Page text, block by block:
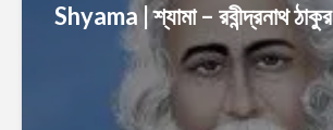
Shyama | শ্যামা – রবীন্দ্রনাথ ঠাকুর